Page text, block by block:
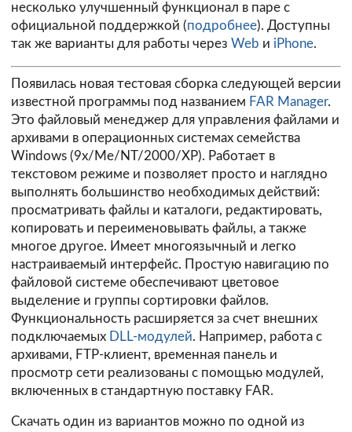
несколько улучшенный функционал в паре с
официальной поддержкой (подробнее). Доступны
так же варианты для работы через Web и iPhone.
Появилась новая тестовая сборка следующей версии
известной программы под названием FAR Manager.
Это файловый менеджер для управления файлами и
архивами в операционных системах семейства
Windows (9x/Me/NT/2000/XP). Работает в
текстовом режиме и позволяет просто и наглядно
выполнять большинство необходимых действий:
просматривать файлы и каталоги, редактировать,
копировать и переименовывать файлы, а также
многое другое. Имеет многоязычный и легко
настраиваемый интерфейс. Простую навигацию по
файловой системе обеспечивают цветовое
выделение и группы сортировки файлов.
Функциональность расширяется за счет внешних
подключаемых DLL-модулей. Например, работа с
архивами, FTP-клиент, временная панель и
просмотр сети реализованы с помощью модулей,
включенных в стандартную поставку FAR.
Скачать один из вариантов можно по одной из